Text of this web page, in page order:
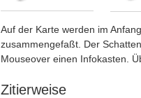
Auf der Karte werden im
zusammengefaßt. Der
Mouseover einen Infokasten.
Zitierweise